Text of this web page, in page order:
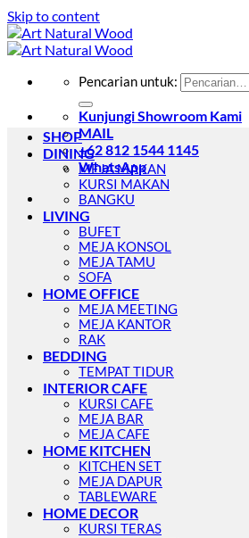
Skip to content
Pencarian untuk:
Kunjungi Showroom Kami
MAIL
+62 812 1544 1145
WhatsApp
SHOP
DINING
MEJA MAKAN
KURSI MAKAN
BANGKU
LIVING
BUFET
MEJA KONSOL
MEJA TAMU
SOFA
HOME OFFICE
MEJA MEETING
MEJA KANTOR
RAK
BEDDING
TEMPAT TIDUR
INTERIOR CAFE
KURSI CAFE
MEJA BAR
MEJA CAFE
HOME KITCHEN
KITCHEN SET
MEJA DAPUR
TABLEWARE
HOME DECOR
KURSI TERAS